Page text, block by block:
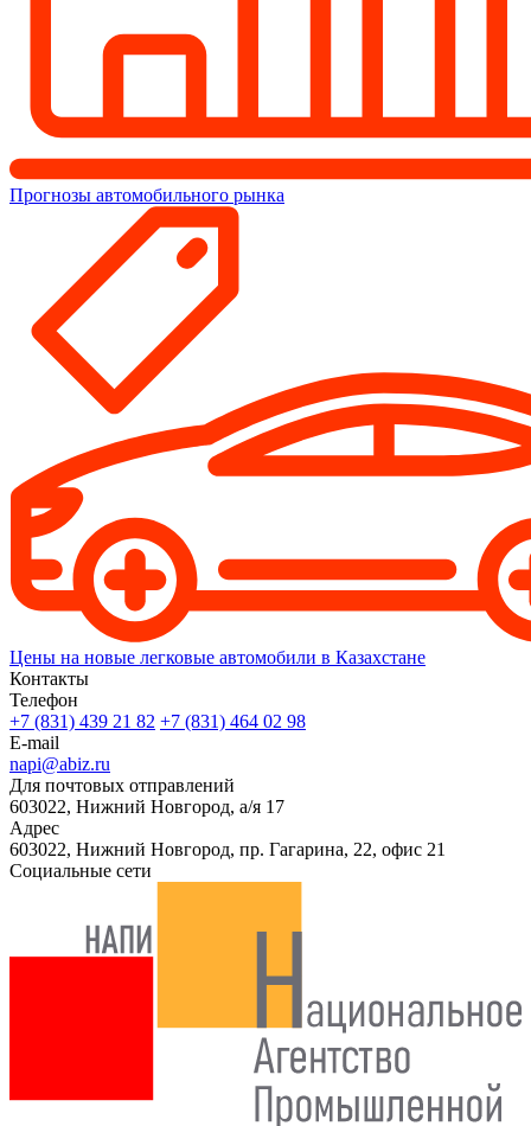
Прогнозы автомобильного рынка
Цены на новые легковые автомобили в Казахстане
Контакты
Телефон
+7 (831) 439 21 82 +7 (831) 464 02 98
E-mail
napi@abiz.ru
Для почтовых отправлений
603022, Нижний Новгород, а/я 17
Адрес
603022, Нижний Новгород, пр. Гагарина, 22, офис 21
Социальные сети